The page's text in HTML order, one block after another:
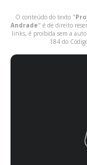
O conteúdo do texto "
Andrade" é de direito
links, é proibida sem a
184 do